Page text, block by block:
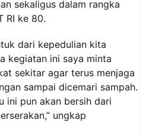
sekaligus dalam rangka
RI ke 80.
dari kepedulian kita
kegiatan ini saya minta
sekitar agar terus menjaga
sampai dicemari sampah.
ini pun akan bersih dari
ungkap